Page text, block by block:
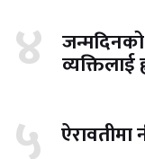
४
५ ऐरावतीमा